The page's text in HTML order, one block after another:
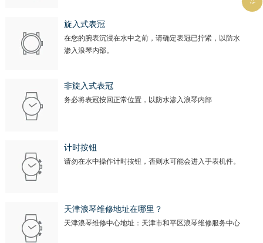
旋入式表冠
在您的腕表沉浸在水中之前，请确定表冠已拧紧，以防水
渗入浪琴内部。
非旋入式表冠
务必将表冠按回正常位置，以防水渗入浪琴内部
计时按钮
请勿在水中操作计时按钮，否则水可能会进入手表机件。
天津浪琴维修地址在哪里？
天津浪琴维修中心地址：天津市和平区浪琴维修服务中心